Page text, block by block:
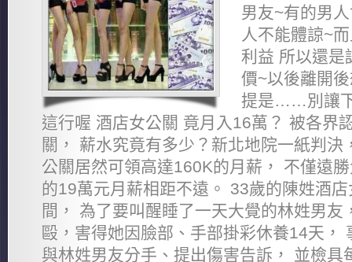
男友~有的男
人不能體諒~
利益 所以還是
價~以後離開
提是……別讓
這行喔 酒店女公關 竟月入16萬？ 被各界
關， 薪水究竟有多少？新北地院一紙判決
公關居然可領高達160K的月薪， 不僅遠
的19萬元月薪相距不遠。 33歲的陳姓酒
間， 為了要叫醒睡了一天大覺的林姓男友
毆，害得她因臉部、手部掛彩休養14天，
與林姓男友分手、提出傷害告訴， 並檢具